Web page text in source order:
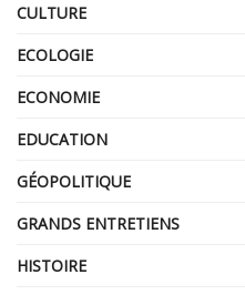
CULTURE
ECOLOGIE
ECONOMIE
EDUCATION
GÉOPOLITIQUE
GRANDS ENTRETIENS
HISTOIRE